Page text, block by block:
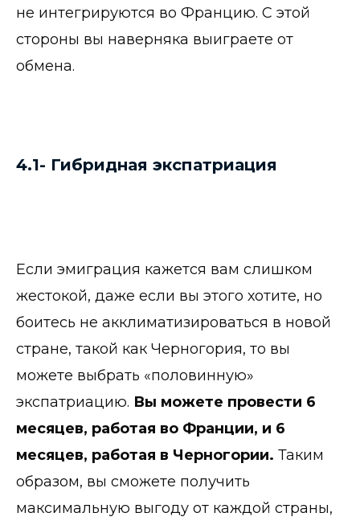
не интегрируются во Францию. С этой
стороны вы наверняка выиграете от
обмена.
4.1- Гибридная экспатриация
Если эмиграция кажется вам слишком
жестокой, даже если вы этого хотите, но
боитесь не акклиматизироваться в новой
стране, такой как Черногория, то вы
можете выбрать «половинную»
экспатриацию. Вы можете провести 6
месяцев, работая во Франции, и 6
месяцев, работая в Черногории. Таким
образом, вы сможете получить
максимальную выгоду от каждой страны,